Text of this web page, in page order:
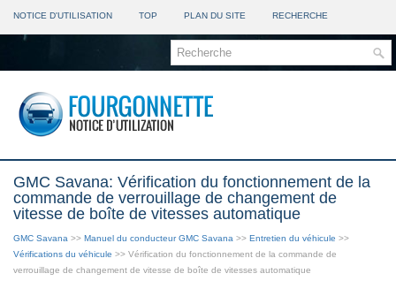
NOTICE D'UTILISATION TOP PLAN DU SITE RECHERCHE
GMC Savana: Vérification du fonctionnement de la
commande de verrouillage de changement de
vitesse de boîte de vitesses automatique
GMC Savana >> Manuel du conducteur GMC Savana >> Entretien du véhicule >>
Vérifications du véhicule >> Vérification du fonctionnement de la commande de
verrouillage de changement de vitesse de boîte de vitesses automatique